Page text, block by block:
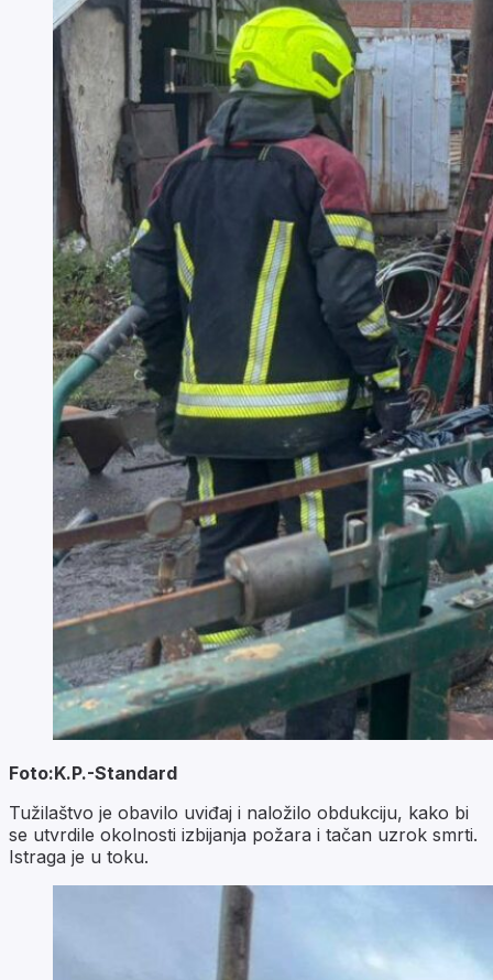
Foto:K.P.-Standard
Tužilaštvo je obavilo uviđaj i naložilo obdukciju, kako bi
se utvrdile okolnosti izbijanja požara i tačan uzrok smrti.
Istraga je u toku.